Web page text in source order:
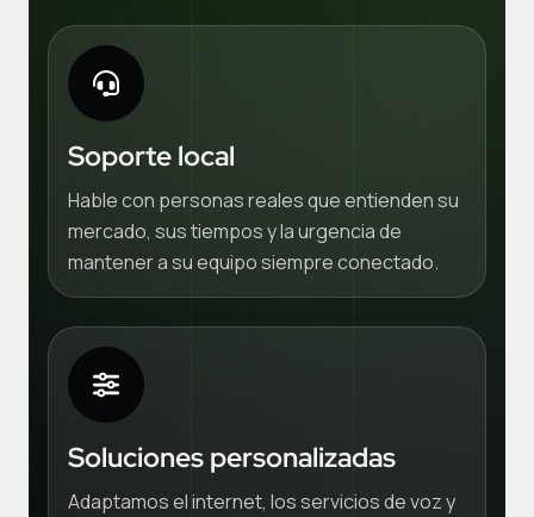
Soporte local
Hable con personas reales que entienden su
mercado, sus tiempos y la urgencia de
mantener a su equipo siempre conectado.
Soluciones personalizadas
Adaptamos el internet, los servicios de voz y